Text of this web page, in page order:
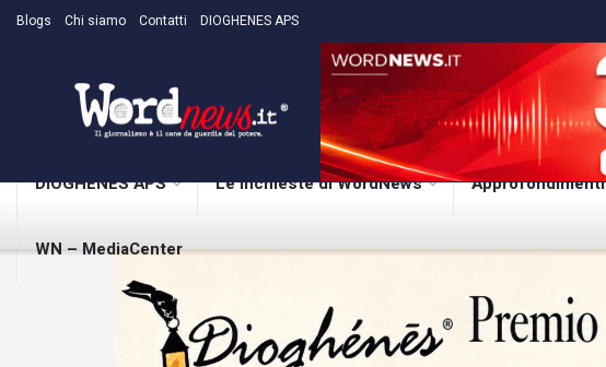
Blogs Chi siamo Contatti DIOGHENES APS
DIOGHENES APS Le inchieste di WordNews Approfondimenti
WN – MediaCenter